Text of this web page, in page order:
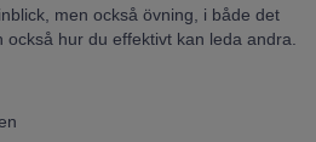
men också övning, i både det
hur du effektivt kan leda andra.